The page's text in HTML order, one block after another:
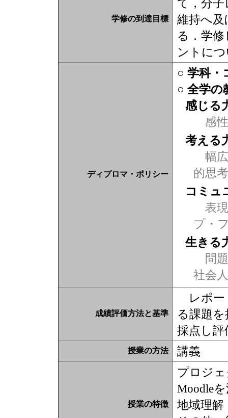
学修の到達目標
て，分
維持へ
る．学
ントに
ディプロマ・ポリシー
○ 学科・
○ 全学の
感じる
感性
考える
幅
的思
コミュ
表現
プ・
生きる
問題
社会
成績評価方法と基準
レポー
る課題
採点し
授業の方法 講義
授業の特徴
プロジ
Moodle
地域理解